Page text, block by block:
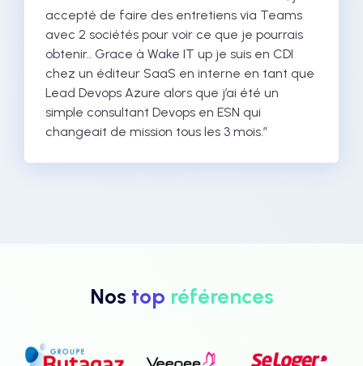
accepté de faire des entretiens via Teams
avec 2 sociétés pour voir ce que je pourrais
obtenir.. Grace à Wake IT up je suis en CDI
chez un éditeur SaaS en interne en tant que
Lead Devops Azure alors que j’ai été un
simple consultant Devops en ESN qui
changeait de mission tous les 3 mois.”
Nos top références